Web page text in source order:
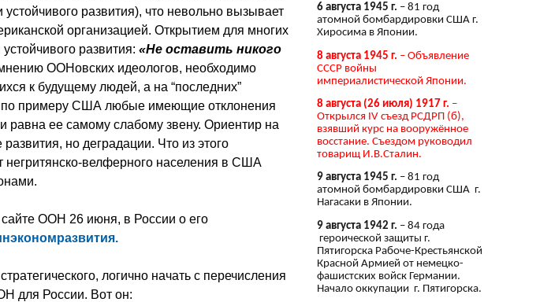
развития), что невольно вызывает
организацией. Открытием для многих
развития: «Не оставить никого
ООНовских идеологов, необходимо
к будущему людей, а на “последних”
по примеру США любые имеющие отклонения
равна ее самому слабому звену. Ориентир на
но деградации. Что из этого
негритянско-велферного населения в США
ООН 26 июня, в России о его
логично начать с перечисления
для России. Вот он:
6 августа 1945 г. – 81 год
атомной бомбардировки США г.
Хиросима в Японии.
8 августа 1945 г. – Объявление
СССР войны
империалистической Японии.
8 августа (26 июля) 1917 г. –
Открылся IV съезд РСДРП (б),
взявший курс на вооружённое
восстание. Съездом руководил
товарищ И.В.Сталин.
9 августа 1945 г. – 81 год
атомной бомбардировки США г.
Нагасаки в Японии.
9 августа 1942 г. – 84 года
героической защиты г.
Пятигорска Рабоче-Крестьянской
Красной Армией от немецко-
фашистских войск Германии.
Начало оккупации г. Пятигорска.